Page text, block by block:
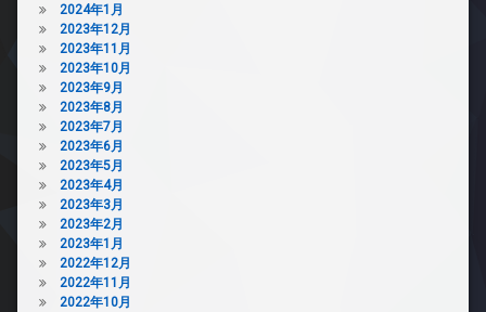
2024年1月
2023年12月
2023年11月
2023年10月
2023年9月
2023年8月
2023年7月
2023年6月
2023年5月
2023年4月
2023年3月
2023年2月
2023年1月
2022年12月
2022年11月
2022年10月